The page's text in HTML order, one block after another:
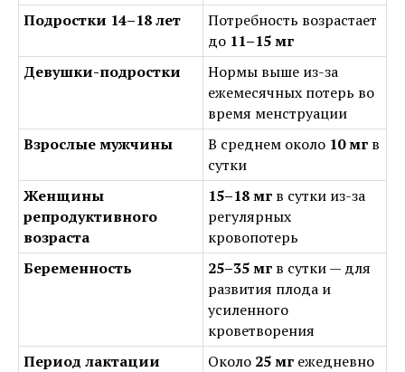
Подростки 14–18 лет
Потребность возрастает
до 11–15 мг
Девушки-подростки
Нормы выше из-за
ежемесячных потерь во
время менструации
Взрослые мужчины
В среднем около 10 мг в
сутки
Женщины
репродуктивного
возраста
15–18 мг в сутки из-за
регулярных
кровопотерь
Беременность
25–35 мг в сутки — для
развития плода и
усиленного
кроветворения
Период лактации
Около 25 мг ежедневно